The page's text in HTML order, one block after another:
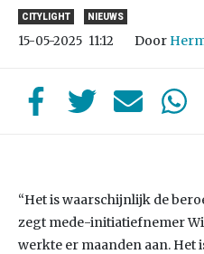
CITYLIGHT NIEUWS
15-05-2025 11:12 Door
“Het is waarschijnlijk de
zegt mede-initiatiefnemer
werkte er maanden aan. Het